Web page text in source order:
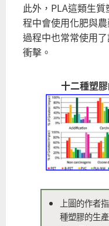
此外，PLA這類生
程中會使用化肥與
過程中也常常使用
衝擊。
十二種塑
上圖的作者
種塑膠的生